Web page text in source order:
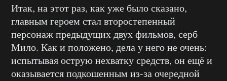
Итак, на этот раз, как уже было сказано,
главным героем стал второстепенный
персонаж предыдущих двух фильмов, серб
Мило. Как и положено, дела у него не очень:
испытывая острую нехватку средств, он ещё и
оказывается подкошенным из-за очередной